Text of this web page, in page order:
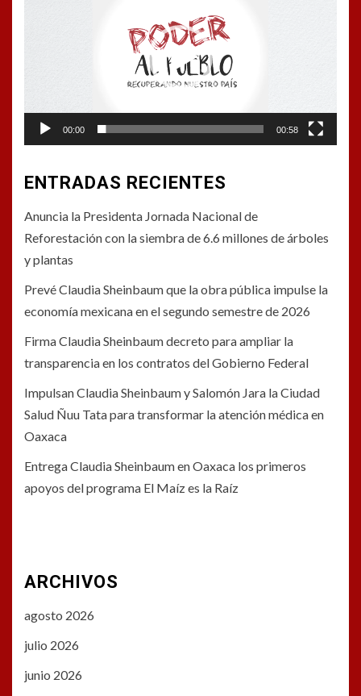
00:00 00:58
ENTRADAS RECIENTES
Anuncia la Presidenta Jornada Nacional de
Reforestación con la siembra de 6.6 millones de árboles
y plantas
Prevé Claudia Sheinbaum que la obra pública impulse la
economía mexicana en el segundo semestre de 2026
Firma Claudia Sheinbaum decreto para ampliar la
transparencia en los contratos del Gobierno Federal
Impulsan Claudia Sheinbaum y Salomón Jara la Ciudad
Salud Ñuu Tata para transformar la atención médica en
Oaxaca
Entrega Claudia Sheinbaum en Oaxaca los primeros
apoyos del programa El Maíz es la Raíz
ARCHIVOS
agosto 2026
julio 2026
junio 2026